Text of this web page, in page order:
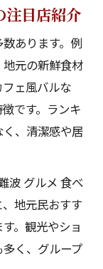
注目店紹介
あります。例
元の新鮮食材
ェ風バルな
です。ランキ
、清潔感や居
波 グルメ 食べ
地元民おすす
。観光やショ
く、グループ